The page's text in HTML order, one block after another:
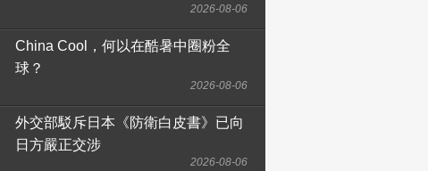
2026-08-06
China Cool，何以在酷暑中圈粉全
球？
2026-08-06
外交部駁斥日本《防衛白皮書》已向
日方嚴正交涉
2026-08-06